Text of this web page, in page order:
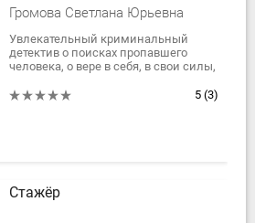
Громова Светлана Юрьевна
Увлекательный криминальный
детектив о поисках пропавшего
человека, о вере в себя, в свои силы,
5 (3)
Стажёр